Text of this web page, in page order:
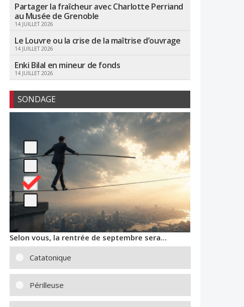
Partager la fraîcheur avec Charlotte Perriand
au Musée de Grenoble
14 JUILLET 2026
Le Louvre ou la crise de la maîtrise d’ouvrage
14 JUILLET 2026
Enki Bilal en mineur de fonds
14 JUILLET 2026
SONDAGE
Selon vous, la rentrée de septembre sera…
Catatonique
Périlleuse